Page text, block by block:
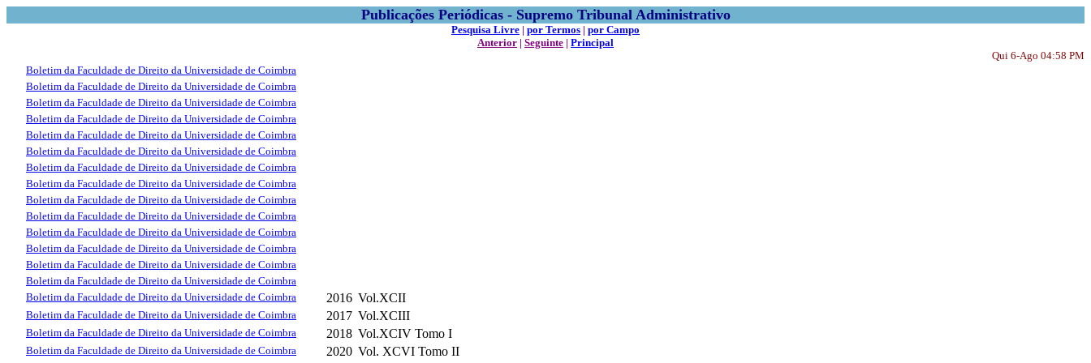
Publicações Periódicas - Supremo Tribunal Administrativo
Pesquisa Livre | por Termos | por Campo
Anterior | Seguinte | Principal
Qui 6-Ago 04:58 PM
Boletim da Faculdade de Direito da Universidade de Coimbra
Boletim da Faculdade de Direito da Universidade de Coimbra
Boletim da Faculdade de Direito da Universidade de Coimbra
Boletim da Faculdade de Direito da Universidade de Coimbra
Boletim da Faculdade de Direito da Universidade de Coimbra
Boletim da Faculdade de Direito da Universidade de Coimbra
Boletim da Faculdade de Direito da Universidade de Coimbra
Boletim da Faculdade de Direito da Universidade de Coimbra
Boletim da Faculdade de Direito da Universidade de Coimbra
Boletim da Faculdade de Direito da Universidade de Coimbra
Boletim da Faculdade de Direito da Universidade de Coimbra
Boletim da Faculdade de Direito da Universidade de Coimbra
Boletim da Faculdade de Direito da Universidade de Coimbra
Boletim da Faculdade de Direito da Universidade de Coimbra
Boletim da Faculdade de Direito da Universidade de Coimbra
2016 Vol.XCII
Boletim da Faculdade de Direito da Universidade de Coimbra 2017 Vol.XCIII
Boletim da Faculdade de Direito da Universidade de Coimbra 2018 Vol.XCIV Tomo I
Boletim da Faculdade de Direito da Universidade de Coimbra 2020 Vol. XCVI Tomo II